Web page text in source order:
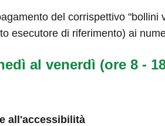
del corrispettivo "bollini
esecutore di riferimento) ai
al venerdì (ore 8 -
all'accessibilità